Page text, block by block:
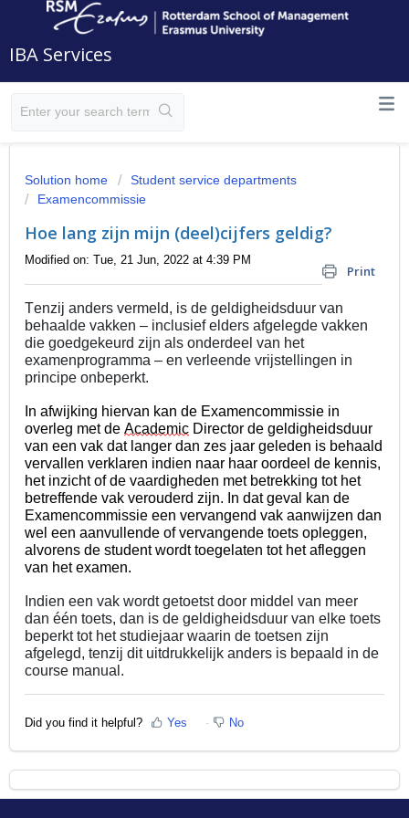
IBA Services
Solution home
Student service departments
Examencommissie
Hoe lang zijn mijn (deel)cijfers geldig?
Print
Modified on: Tue, 21 Jun, 2022 at 4:39 PM
Tenzij anders vermeld, is de geldigheidsduur van
behaalde vakken – inclusief elders afgelegde vakken
die goedgekeurd zijn als onderdeel van het
examenprogramma – en verleende vrijstellingen in
principe onbeperkt.
In afwijking hiervan kan de Examencommissie in
overleg met de Academic Director de geldigheidsduur
van een vak dat langer dan zes jaar geleden is behaald
vervallen verklaren indien naar haar oordeel de kennis,
het inzicht of de vaardigheden met betrekking tot het
betreffende vak verouderd zijn. In dat geval kan de
Examencommissie een vervangend vak aanwijzen dan
wel een aanvullende of vervangende toets opleggen,
alvorens de student wordt toegelaten tot het afleggen
van het examen.
Indien een vak wordt getoetst door middel van meer
dan één toets, dan is de geldigheidsduur van elke toets
beperkt tot het studiejaar waarin de toetsen zijn
afgelegd, tenzij dit uitdrukkelijk anders is bepaald in de
course manual.
Did you find it helpful? Yes No